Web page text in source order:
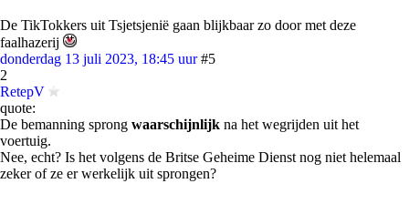
De TikTokkers uit Tsjetsjenië gaan blijkbaar zo door met deze
faalhazerij
donderdag 13 juli 2023, 18:45 uur #5
2
RetepV
quote:
De bemanning sprong waarschijnlijk na het wegrijden uit het
voertuig.
Nee, echt? Is het volgens de Britse Geheime Dienst nog niet helemaal
zeker of ze er werkelijk uit sprongen?